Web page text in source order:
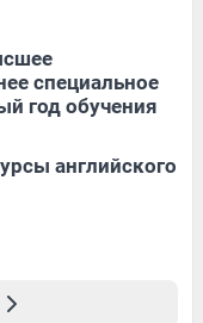
специальное
год обучения
английского